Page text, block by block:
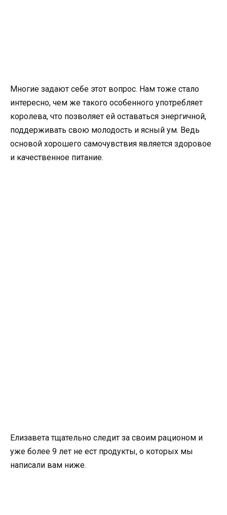
Многие задают себе этот вопрос. Нам тоже стало
интересно, чем же такого особенного употребляет
королева, что позволяет ей оставаться энергичной,
поддерживать свою молодость и ясный ум. Ведь
основой хорошего самочувствия является здоровое
и качественное питание.
Елизавета тщательно следит за своим рационом и
уже более 9 лет не ест продукты, о которых мы
написали вам ниже.